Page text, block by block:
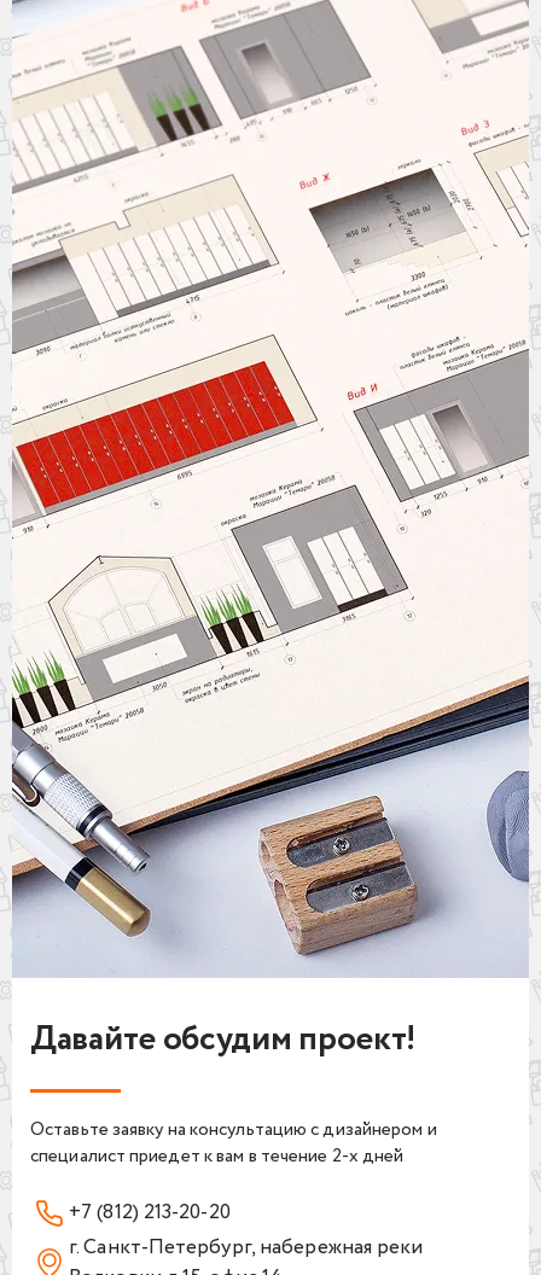
Давайте обсудим проект!
Оставьте заявку на консультацию с дизайнером и
специалист приедет к вам в течение 2-х дней
+7 (812) 213-20-20
г. Санкт-Петербург, набережная реки